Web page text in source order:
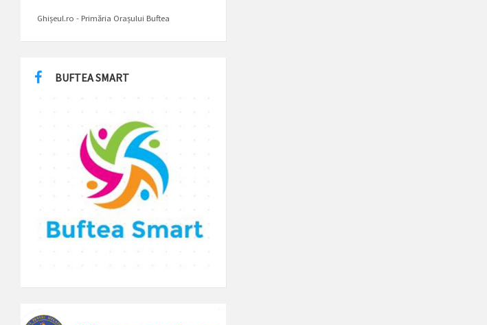
Ghișeul.ro - Primăria Orașului Buftea
BUFTEA SMART